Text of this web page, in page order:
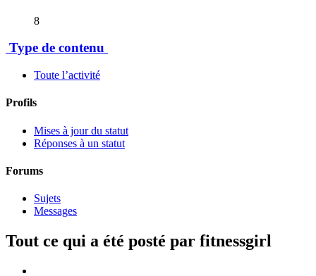
8
Type de contenu
Toute l’activité
Profils
Mises à jour du statut
Réponses à un statut
Forums
Sujets
Messages
Tout ce qui a été posté par fitnessgirl